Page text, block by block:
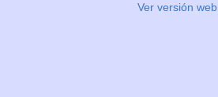
Ver versión web